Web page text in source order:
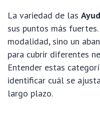
La variedad de las
sus puntos más
modalidad, sino un
para cubrir diferentes
Entender estas
identificar cuál se
largo plazo.